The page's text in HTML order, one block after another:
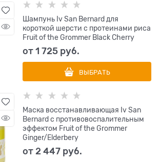
Шампунь Iv San Bernard для
короткой шерсти с протеинами риса
Fruit of the Grommer Black Cherry
от1 725 руб.
ВЫБРАТЬ
Маска восстанавливающая Iv San
Bernard с противовоспалительным
эффектом Fruit of the Grommer
Ginger/Elderbery
от2 447 руб.